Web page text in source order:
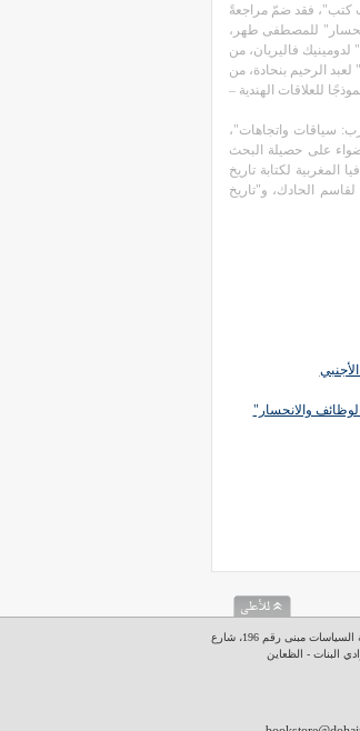
كتب"، فقد ضمّ مراجعةً
للمصطفى طهر،
فاليريان، من
جدي، إضافة إلى مراجعة لكتاب "إستوغرافيات تركية: في كتابة الأتراك لتاريخ الدولة العثمانية (1860-1973)" لعبد الرحيم بنحادة، من
للعلاقات الهندية –
سياقات واتجاهات"،
أربع مقالات، هي: "أضواء على حصيلة البحث
المغربية لكتابة تاريخ
الحادك، و"تاريخ
والانحسار"
المركز العربي للأبحاث ودراسة السياسات مبنى رقم 196، شارع